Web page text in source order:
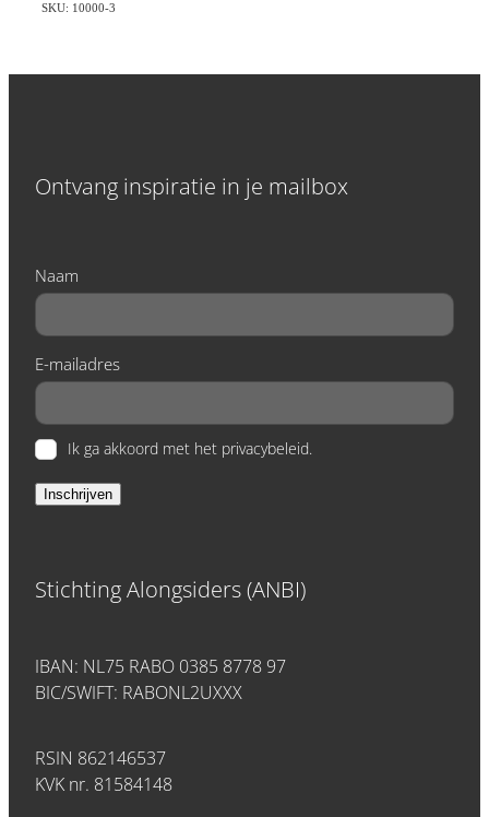
SKU: 10000-3
Ontvang inspiratie in je mailbox
Naam
E-mailadres
Ik ga akkoord met het privacybeleid.
Inschrijven
Stichting Alongsiders (ANBI)
IBAN: NL75 RABO 0385 8778 97
BIC/SWIFT: RABONL2UXXX
RSIN 862146537
KVK nr. 81584148